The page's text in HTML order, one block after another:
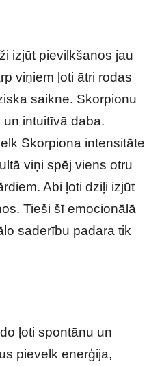
izjūt pievilkšanos jau
viņiem ļoti ātri rodas
saikne. Skorpionu
intuitīvā daba.
Skorpiona intensitāte
viņi spēj viens otru
Abi ļoti dziļi izjūt
Tieši šī emocionālā
saderību padara tik
ļoti spontānu un
pievelk enerģija,